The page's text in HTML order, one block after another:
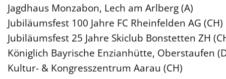
Jagdhaus Monzabon, Lech am Arlberg (A)
Jubiläumsfest 100 Jahre FC Rheinfelden AG (CH)
Jubiläumsfest 25 Jahre Skiclub Bonstetten ZH
Königlich Bayrische Enzianhütte, Oberstaufen
Kultur- & Kongresszentrum Aarau (CH)